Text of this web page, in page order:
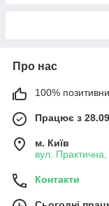
Про нас
100%
Працює з
м. Київ
вул.
Контакти